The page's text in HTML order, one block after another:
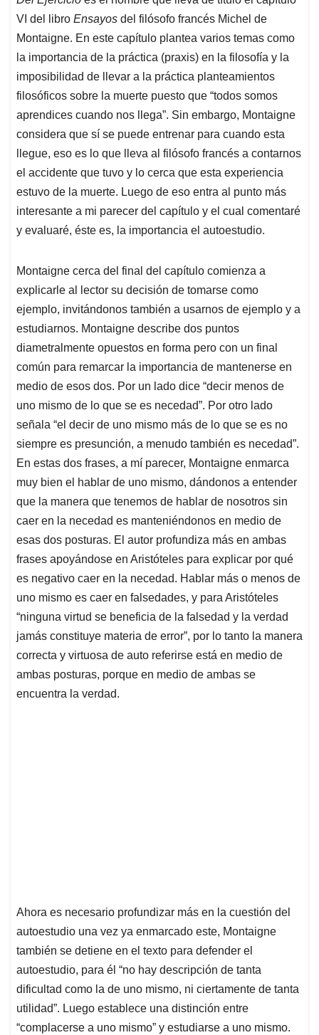
s
A
p
p
b
o
o
k
e
d
I
n
l
a
d
s
VI del libro Ensayos del filósofo francés Michel de
Montaigne. En este capítulo plantea varios temas como
la importancia de la práctica (praxis) en la filosofía y la
imposibilidad de llevar a la práctica planteamientos
filosóficos sobre la muerte puesto que “todos somos
aprendices cuando nos llega”. Sin embargo, Montaigne
considera que sí se puede entrenar para cuando esta
llegue, eso es lo que lleva al filósofo francés a contarnos
el accidente que tuvo y lo cerca que esta experiencia
estuvo de la muerte. Luego de eso entra al punto más
interesante a mi parecer del capítulo y el cual comentaré
y evaluaré, éste es, la importancia el autoestudio.
Montaigne cerca del final del capítulo comienza a
explicarle al lector su decisión de tomarse como
ejemplo, invitándonos también a usarnos de ejemplo y a
estudiarnos. Montaigne describe dos puntos
diametralmente opuestos en forma pero con un final
común para remarcar la importancia de mantenerse en
medio de esos dos. Por un lado dice “decir menos de
uno mismo de lo que se es necedad”. Por otro lado
señala “el decir de uno mismo más de lo que se es no
siempre es presunción, a menudo también es necedad”.
En estas dos frases, a mí parecer, Montaigne enmarca
muy bien el hablar de uno mismo, dándonos a entender
que la manera que tenemos de hablar de nosotros sin
caer en la necedad es manteniéndonos en medio de
esas dos posturas. El autor profundiza más en ambas
frases apoyándose en Aristóteles para explicar por qué
es negativo caer en la necedad. Hablar más o menos de
uno mismo es caer en falsedades, y para Aristóteles
“ninguna virtud se beneficia de la falsedad y la verdad
jamás constituye materia de error”, por lo tanto la manera
correcta y virtuosa de auto referirse está en medio de
ambas posturas, porque en medio de ambas se
encuentra la verdad.
Ahora es necesario profundizar más en la cuestión del
autoestudio una vez ya enmarcado este, Montaigne
también se detiene en el texto para defender el
autoestudio, para él “no hay descripción de tanta
dificultad como la de uno mismo, ni ciertamente de tanta
utilidad”. Luego establece una distinción entre
“complacerse a uno mismo” y estudiarse a uno mismo.